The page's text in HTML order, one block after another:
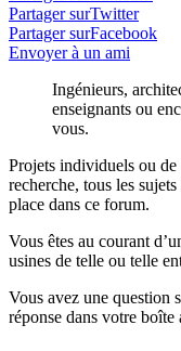
Partager surTwitter
Partager surFacebook
Envoyer à un ami
Ingénieurs,
enseignants ou
vous.
Projets individuels ou
recherche, tous les
place dans ce forum.
Vous êtes au courant
usines de telle ou telle
Vous avez une question
réponse dans votre